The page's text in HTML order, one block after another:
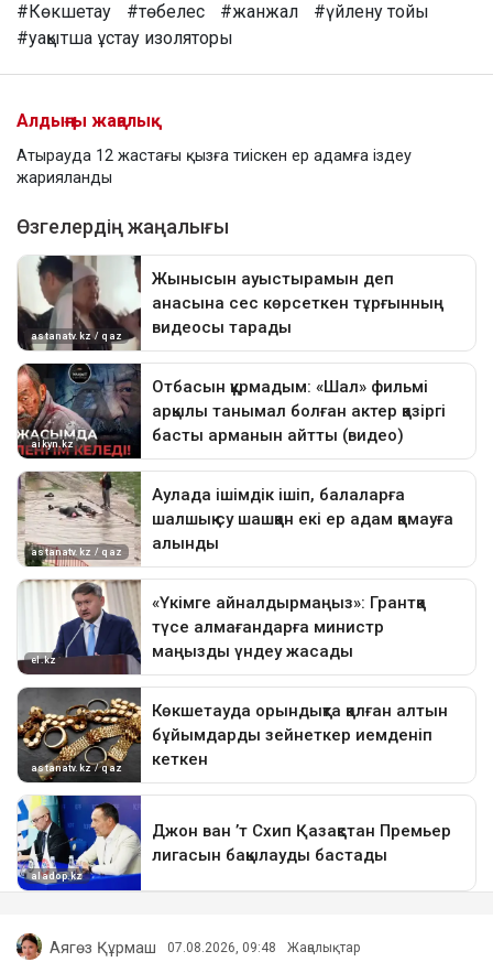
#Көкшетау #төбелес #жанжал
#үйлену тойы
#уақытша ұстау изоляторы
Алдыңғы жаңалық
Атырауда 12 жастағы қызға тиіскен ер адамға іздеу
жарияланды
Аягөз Құрмаш 07.08.2026, 09:48 Жаңалықтар